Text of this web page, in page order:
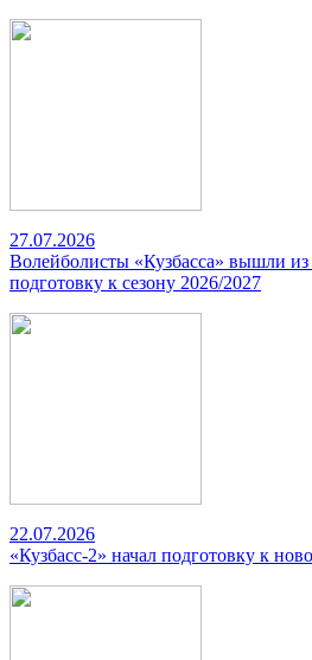
27.07.2026
Волейболисты «Кузбасса» вышли из
подготовку к сезону 2026/2027
22.07.2026
«Кузбасс-2» начал подготовку к